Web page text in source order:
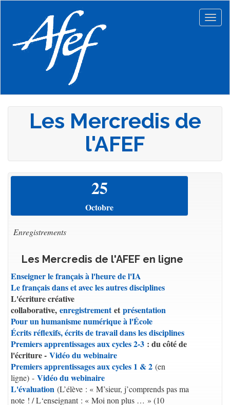
principal
Les Mercredis de
l'AFEF
25
Octobre
Enregistrements
Les Mercredis de l'AFEF en ligne
Enseigner le français à l'heure de l'IA
Le français dans et avec les autres disciplines
L'écriture créative
collaborative, enregistrementet présentation
Pour un humanisme numérique à l'École
Écrits réflexifs, écrits de travail dans les disciplines
Premiers apprentissages aux cycles 2-3 : du côté de
l'écriture - Vidéo du webinaire
Premiers apprentissages aux cycles 1 & 2 (en
ligne) - Vidéo du webinaire
L'évaluation (L’élève : « M’sieur, j’comprends pas ma
note ! / L‘enseignant : « Moi non plus … » (10